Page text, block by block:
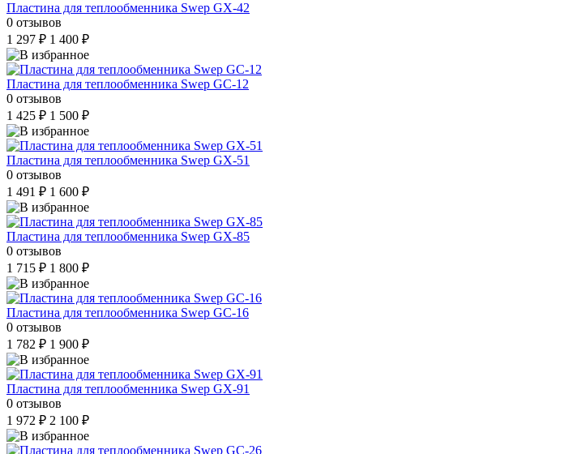
Пластина для теплообменника Swep GX-42
0 отзывов
1 297 ₽ 1 400 ₽
Пластина для теплообменника Swep GC-12
0 отзывов
1 425 ₽ 1 500 ₽
Пластина для теплообменника Swep GX-51
0 отзывов
1 491 ₽ 1 600 ₽
Пластина для теплообменника Swep GX-85
0 отзывов
1 715 ₽ 1 800 ₽
Пластина для теплообменника Swep GC-16
0 отзывов
1 782 ₽ 1 900 ₽
Пластина для теплообменника Swep GX-91
0 отзывов
1 972 ₽ 2 100 ₽